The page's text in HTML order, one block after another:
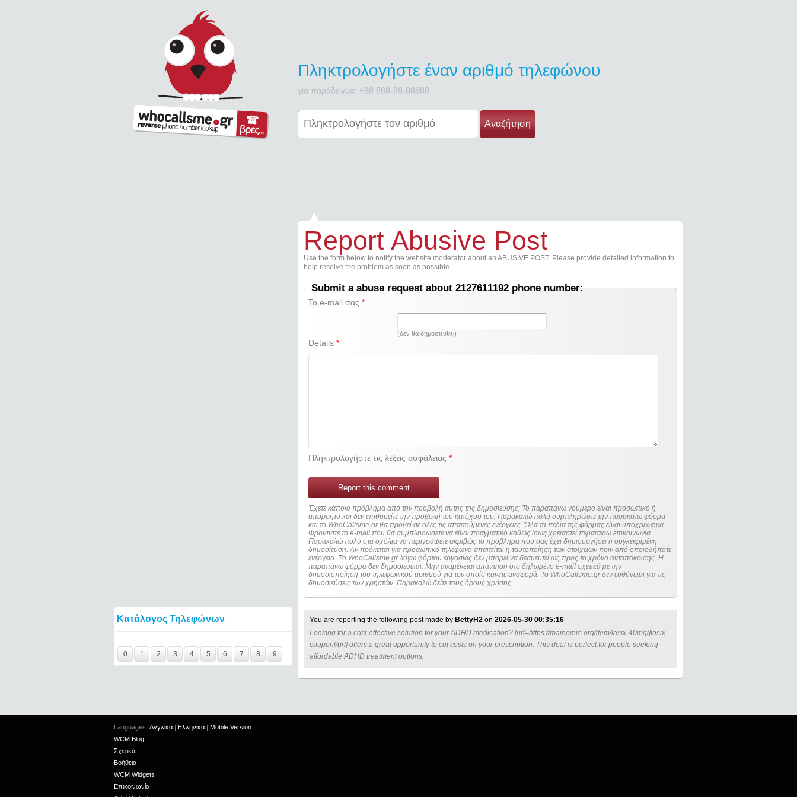
Πληκτρολογήστε έναν αριθμό τηλεφώνου
για παράδειγμα: +88 888-88-88888
Αναζήτηση
Κατάλογος Τηλεφώνων
0
1 2 3 4 5 6 7 8 9
Report Abusive Post
Use the form below to notify the website moderator about an ABUSIVE POST. Please provide detailed information to
help resolve the problem as soon as possible.
Submit a abuse request about 2127611192 phone number:
Το e-mail σας*
(δεν θα δημοσιευθεί)
Details*
Πληκτρολογήστε τις λέξεις ασφάλειας*
Report this comment
Έχετε κάποιο πρόβλημα από την προβολή αυτής της δημοσίευσης; Το παραπάνω νούμερο είναι προσωπικό ή
απόρρητο και δεν επιθυμείτε την προβολή του κατόχου του; Παρακαλώ πολύ συμπληρώστε την παρακάτω φόρμα
και το WhoCallsme.gr θα προβεί σε όλες τις απαιτούμενες ενέργειες. Όλα τα πεδία της φόρμας είναι υποχρεωτικά.
Φροντίστε το e-mail που θα συμπληρώσετε να είναι πραγματικό καθώς ίσως χρειαστεί περαιτέρω επικοινωνία.
Παρακαλώ πολύ στα σχόλια να περιγράψετε ακριβώς το πρόβλημα που σας έχει δημιουργήσει η συγκεκριμένη
δημοσίευση. Αν πρόκειται για προσωπικό τηλέφωνο απαιτείται η ταυτοποίηση των στοιχείων πριν από οποιοδήποτε
ενέργεια. Τo WhoCallsme.gr λόγω φόρτου εργασίας δεν μπορεί να δεσμευτεί ως προς το χρόνο ανταπόκρισης. Η
παραπάνω φόρμα δεν δημοσιεύεται. Μην αναμένεται απάντηση στο δηλωμένο e-mail σχετικά με την
δημοσιοποίηση του τηλεφωνικού αριθμού για τον οποίο κάνετε αναφορά. Το WhoCallsme.gr δεν ευθύνεται για τις
δημοσιεύσεις των χρηστών. Παρακαλώ δείτε τους όρους χρήσης.
You are reporting the following post made by BettyH2 on 2026-05-30 00:35:16
Looking for a cost-effective solution for your ADHD medication? [url=https://mainemrc.org/item/lasix-40mg/]lasix
coupon[/url] offers a great opportunity to cut costs on your prescription. This deal is perfect for people seeking
affordable ADHD treatment options.
Languages: Αγγλικά | Ελληνικά | Mobile Version
WCM Blog
Σχετικά
Βοήθεια
WCM Widgets
Επικοινωνία